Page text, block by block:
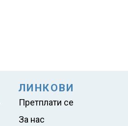
ЛИНКОВИ
Претплати се
За нас